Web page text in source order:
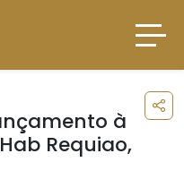
à
Requiao,